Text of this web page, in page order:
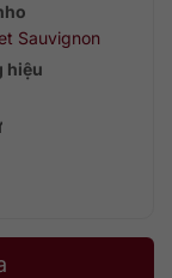
Sauvignon
hiệu